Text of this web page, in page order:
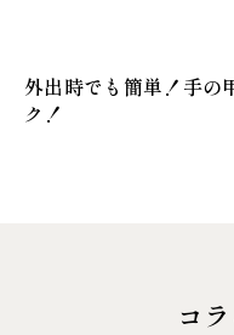
外出時でも簡単！手の
ク！
コ